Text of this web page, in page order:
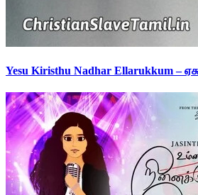
Yesu Kiristhu Nadhar Ellarukkum –